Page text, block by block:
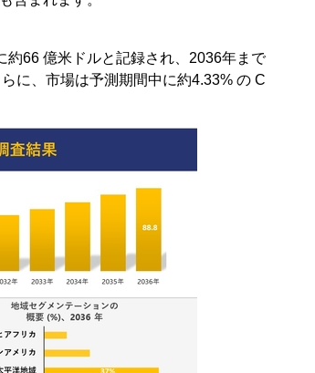
66 億米ドルと記録され、2036年まで
に、市場は予測期間中に約4.33% の C